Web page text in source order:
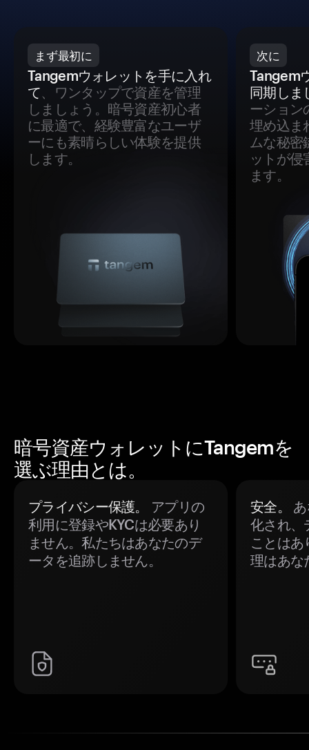
まず最初に
Tangemウォレットを手に入れ
て、ワンタップで資産を管理
しましょう。暗号資産初心者
に最適で、経験豊富なユーザ
ーにも素晴らしい体験を提供
します。
次に
Tangem
同期しま
ーション
埋め込ま
ムな秘密
ットが侵
ます。
暗号資産ウォレットにTangemを
選ぶ理由とは。
プライバシー保護。
アプリの
利用に登録やKYCは必要あり
ません。私たちはあなたのデ
ータを追跡しません。
安全。
化され、
ことはあ
理はあな